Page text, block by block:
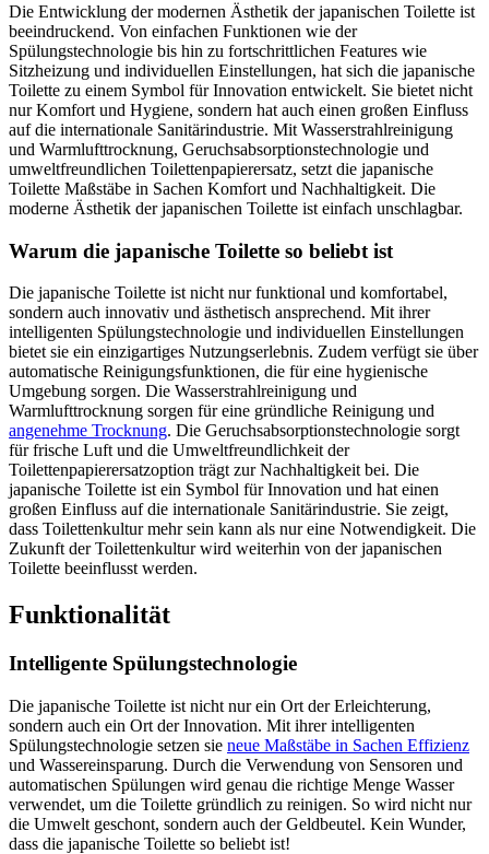
Die Entwicklung der modernen Ästhetik der japanischen Toilette ist
beeindruckend. Von einfachen Funktionen wie der
Spülungstechnologie bis hin zu fortschrittlichen Features wie
Sitzheizung und individuellen Einstellungen, hat sich die japanische
Toilette zu einem Symbol für Innovation entwickelt. Sie bietet nicht
nur Komfort und Hygiene, sondern hat auch einen großen Einfluss
auf die internationale Sanitärindustrie. Mit Wasserstrahlreinigung
und Warmlufttrocknung, Geruchsabsorptionstechnologie und
umweltfreundlichen Toilettenpapierersatz, setzt die japanische
Toilette Maßstäbe in Sachen Komfort und Nachhaltigkeit. Die
moderne Ästhetik der japanischen Toilette ist einfach unschlagbar.
Warum die japanische Toilette so beliebt ist
Die japanische Toilette ist nicht nur funktional und komfortabel,
sondern auch innovativ und ästhetisch ansprechend. Mit ihrer
intelligenten Spülungstechnologie und individuellen Einstellungen
bietet sie ein einzigartiges Nutzungserlebnis. Zudem verfügt sie über
automatische Reinigungsfunktionen, die für eine hygienische
Umgebung sorgen. Die Wasserstrahlreinigung und
Warmlufttrocknung sorgen für eine gründliche Reinigung und
angenehme Trocknung. Die Geruchsabsorptionstechnologie sorgt
für frische Luft und die Umweltfreundlichkeit der
Toilettenpapierersatzoption trägt zur Nachhaltigkeit bei. Die
japanische Toilette ist ein Symbol für Innovation und hat einen
großen Einfluss auf die internationale Sanitärindustrie. Sie zeigt,
dass Toilettenkultur mehr sein kann als nur eine Notwendigkeit. Die
Zukunft der Toilettenkultur wird weiterhin von der japanischen
Toilette beeinflusst werden.
Funktionalität
Intelligente Spülungstechnologie
Die japanische Toilette ist nicht nur ein Ort der Erleichterung,
sondern auch ein Ort der Innovation. Mit ihrer intelligenten
Spülungstechnologie setzen sie neue Maßstäbe in Sachen Effizienz
und Wassereinsparung. Durch die Verwendung von Sensoren und
automatischen Spülungen wird genau die richtige Menge Wasser
verwendet, um die Toilette gründlich zu reinigen. So wird nicht nur
die Umwelt geschont, sondern auch der Geldbeutel. Kein Wunder,
dass die japanische Toilette so beliebt ist!